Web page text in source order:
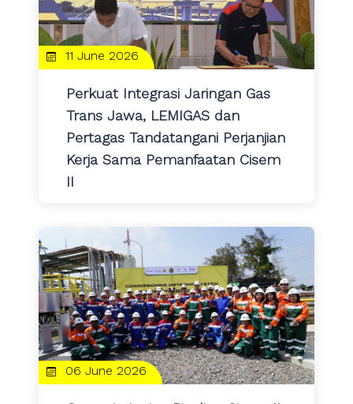
11 June 2026
Perkuat Integrasi Jaringan Gas
Trans Jawa, LEMIGAS dan
Pertagas Tandatangani Perjanjian
Kerja Sama Pemanfaatan Cisem
II
06 June 2026